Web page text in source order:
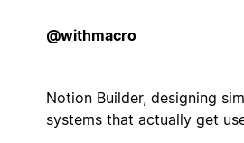
@withmacro
Notion Builder, designing
systems that actually get